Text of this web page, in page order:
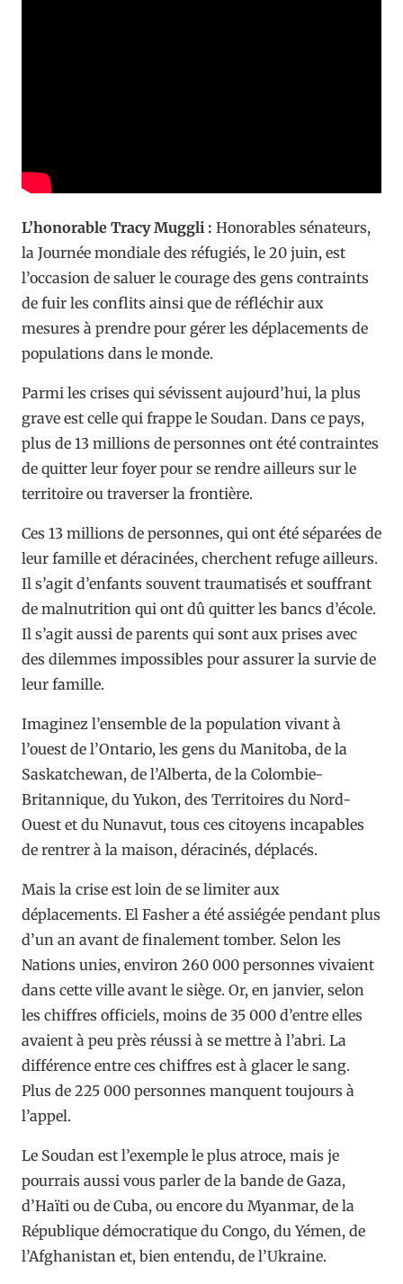
L’honorable Tracy Muggli : Honorables sénateurs,
la Journée mondiale des réfugiés, le 20 juin, est
l’occasion de saluer le courage des gens contraints
de fuir les conflits ainsi que de réfléchir aux
mesures à prendre pour gérer les déplacements de
populations dans le monde.
Parmi les crises qui sévissent aujourd’hui, la plus
grave est celle qui frappe le Soudan. Dans ce pays,
plus de 13 millions de personnes ont été contraintes
de quitter leur foyer pour se rendre ailleurs sur le
territoire ou traverser la frontière.
Ces 13 millions de personnes, qui ont été séparées de
leur famille et déracinées, cherchent refuge ailleurs.
Il s’agit d’enfants souvent traumatisés et souffrant
de malnutrition qui ont dû quitter les bancs d’école.
Il s’agit aussi de parents qui sont aux prises avec
des dilemmes impossibles pour assurer la survie de
leur famille.
Imaginez l’ensemble de la population vivant à
l’ouest de l’Ontario, les gens du Manitoba, de la
Saskatchewan, de l’Alberta, de la Colombie-
Britannique, du Yukon, des Territoires du Nord-
Ouest et du Nunavut, tous ces citoyens incapables
de rentrer à la maison, déracinés, déplacés.
Mais la crise est loin de se limiter aux
déplacements. El Fasher a été assiégée pendant plus
d’un an avant de finalement tomber. Selon les
Nations unies, environ 260 000 personnes vivaient
dans cette ville avant le siège. Or, en janvier, selon
les chiffres officiels, moins de 35 000 d’entre elles
avaient à peu près réussi à se mettre à l’abri. La
différence entre ces chiffres est à glacer le sang.
Plus de 225 000 personnes manquent toujours à
l’appel.
Le Soudan est l’exemple le plus atroce, mais je
pourrais aussi vous parler de la bande de Gaza,
d’Haïti ou de Cuba, ou encore du Myanmar, de la
République démocratique du Congo, du Yémen, de
l’Afghanistan et, bien entendu, de l’Ukraine.